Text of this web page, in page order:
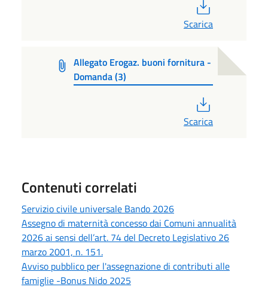
Scarica
Allegato Erogaz. buoni fornitura -
Domanda (3)
Scarica
Contenuti correlati
Servizio civile universale Bando 2026
Assegno di maternità concesso dai Comuni annualità
2026 ai sensi dell’art. 74 del Decreto Legislativo 26
marzo 2001, n. 151.
Avviso pubblico per l'assegnazione di contributi alle
famiglie -Bonus Nido 2025